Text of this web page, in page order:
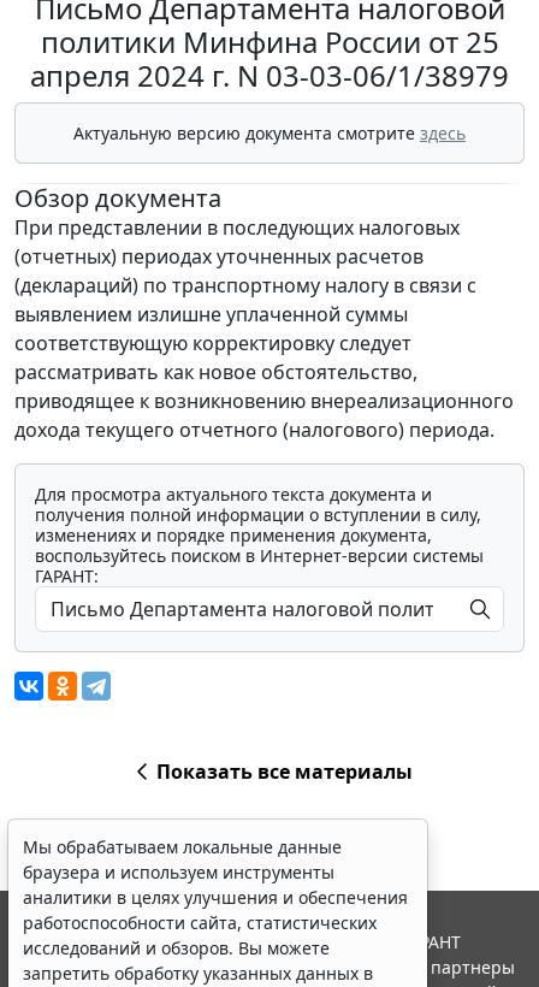
Письмо Департамента налоговой
политики Минфина России от 25
апреля 2024 г. N 03-03-06/1/38979
Актуальную версию документа смотрите здесь
Обзор документа
При представлении в последующих налоговых
(отчетных) периодах уточненных расчетов
(деклараций) по транспортному налогу в связи с
выявлением излишне уплаченной суммы
соответствующую корректировку следует
рассматривать как новое обстоятельство,
приводящее к возникновению внереализационного
дохода текущего отчетного (налогового) периода.
Для просмотра актуального текста документа и
получения полной информации о вступлении в силу,
изменениях и порядке применения документа,
воспользуйтесь поиском в Интернет-версии системы
ГАРАНТ:
Показать все материалы
Мы обрабатываем локальные данные
браузера и используем инструменты
аналитики в целях улучшения и обеспечения
работоспособности сайта, статистических
исследований и обзоров. Вы можете
запретить обработку указанных данных в
© ООО "НПП "ГАРАНТ-СЕРВИС", 2026. Система ГАРАНТ
выпускается с 1990 года. Компания "Гарант" и ее партнеры